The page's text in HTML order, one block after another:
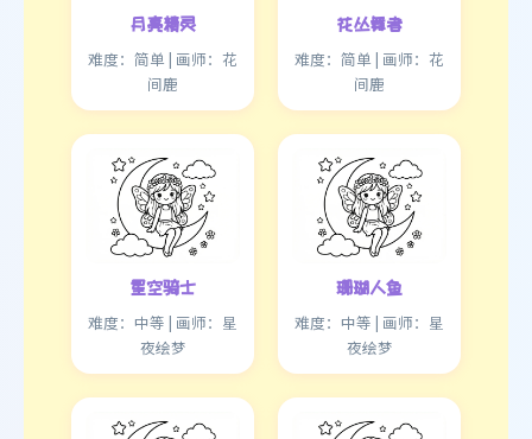
月亮精灵
难度：简单 | 画师：花
间鹿
花丛舞者
难度：简单 | 画师：花
间鹿
星空骑士
难度：中等 | 画师：星
夜绘梦
珊瑚人鱼
难度：中等 | 画师：星
夜绘梦